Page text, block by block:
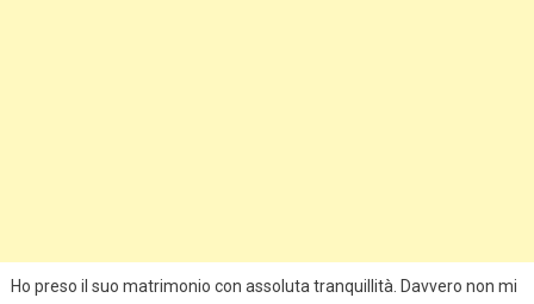
Ho preso il suo matrimonio con assoluta tranquillità. Davvero non mi